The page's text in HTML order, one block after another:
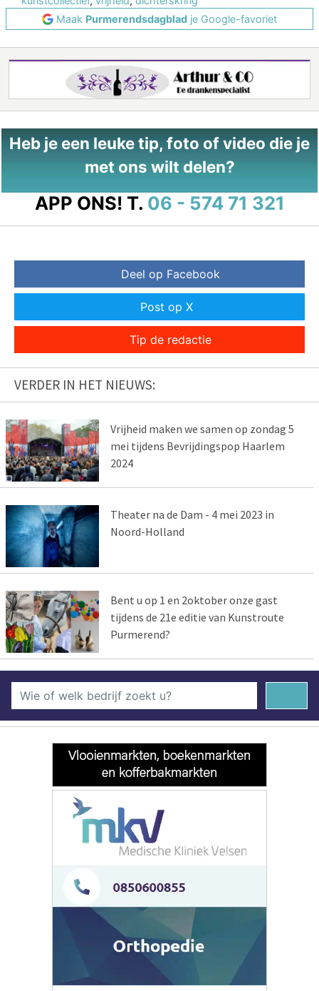
Maak Purmerendsdagblad je Google-favoriet
Heb je een leuke tip, foto of video die je
met ons wilt delen?
APP ONS! T. 06 - 574 71 321
Deel op Facebook
Post op X
Tip de redactie
VERDER IN HET NIEUWS:
Vrijheid maken we samen op zondag 5
mei tijdens Bevrijdingspop Haarlem
2024
Theater na de Dam - 4 mei 2023 in
Noord-Holland
Bent u op 1 en 2oktober onze gast
tijdens de 21e editie van Kunstroute
Purmerend?